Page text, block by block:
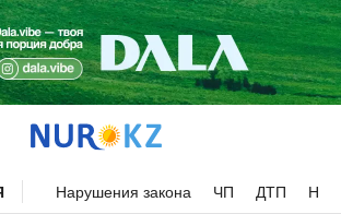
Нарушения закона ЧП ДТП